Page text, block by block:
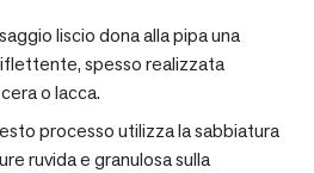
liscio dona alla pipa una
spesso realizzata
o lacca.
processo utilizza la sabbiatura
ruvida e granulosa sulla